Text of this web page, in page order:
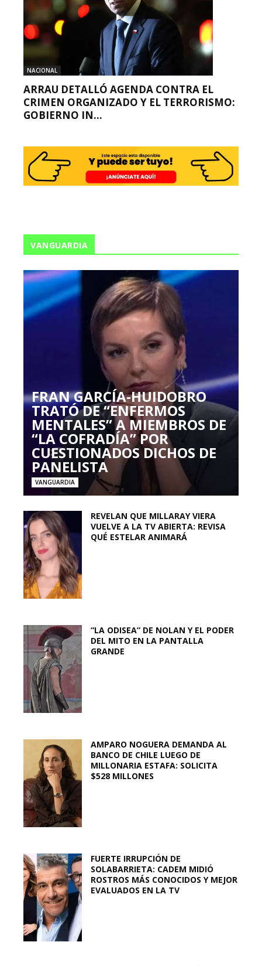
NACIONAL
ARRAU DETALLÓ AGENDA CONTRA EL
CRIMEN ORGANIZADO Y EL TERRORISMO:
GOBIERNO IN...
VANGUARDIA
FRAN GARCÍA-HUIDOBRO
TRATÓ DE “ENFERMOS
MENTALES” A MIEMBROS DE
“LA COFRADÍA” POR
CUESTIONADOS DICHOS DE
PANELISTA
VANGUARDIA
REVELAN QUE MILLARAY VIERA
VUELVE A LA TV ABIERTA: REVISA
QUÉ ESTELAR ANIMARÁ
“LA ODISEA” DE NOLAN Y EL PODER
DEL MITO EN LA PANTALLA
GRANDE
AMPARO NOGUERA DEMANDA AL
BANCO DE CHILE LUEGO DE
MILLONARIA ESTAFA: SOLICITA
$528 MILLONES
FUERTE IRRUPCIÓN DE
SOLABARRIETA: CADEM MIDIÓ
ROSTROS MÁS CONOCIDOS Y MEJOR
EVALUADOS EN LA TV